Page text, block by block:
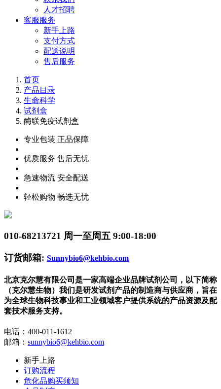
人才招聘
客服服务
新手上路
支付方式
配送说明
售后服务
首页
产品目录
生命科学
试剂盒
酶联免疫试剂盒
专业包装 正品保障
优质服务 售后无忧
急速物流 安全配送
轻松购物 畅选无忧
010-68213721 周一至周五 9:00-18:00
订货邮箱: Sunnybio6@kehbio.com
北京克尔慧有限公司是一家高端企业品牌试剂公司，以下简称
（克尔慧生物）我们是研发试剂产品的制造商与供应商，旨在
为全球生物科技事业和工业领域客户提供系统的产品资源及配
套技术服务支持。
电话：400-011-1612
邮箱： sunnybio6@kehbio.com
新手上路
订购流程
危化品购买须知